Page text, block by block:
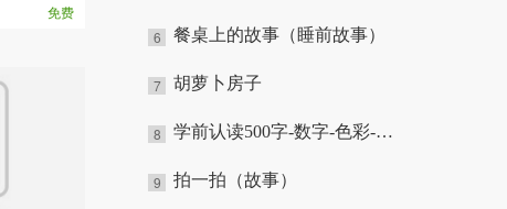
餐桌上的故事（睡前故事）
6
胡萝卜房子
7
学前认读500字-数字-色彩-反义词
8
拍一拍（故事）
9
免费